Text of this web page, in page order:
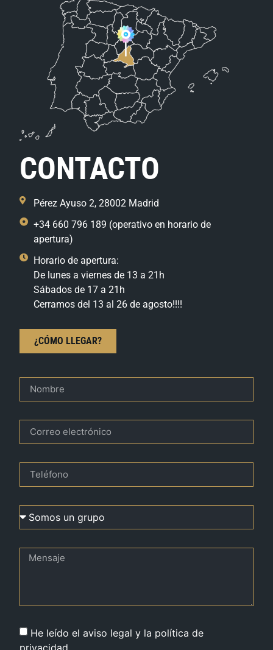
CONTACTO
Pérez Ayuso 2, 28002 Madrid
+34 660 796 189 (operativo en horario de
apertura)
Horario de apertura:
De lunes a viernes de 13 a 21h
Sábados de 17 a 21h
Cerramos del 13 al 26 de agosto!!!!
¿CÓMO LLEGAR?
He leído el aviso legal y la política de
privacidad